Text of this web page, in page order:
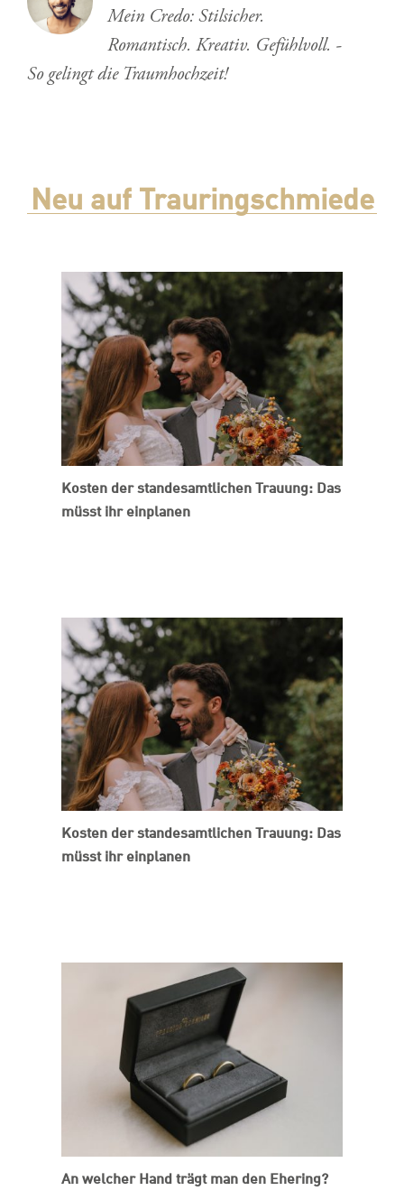
Mein Credo: Stilsicher.
Romantisch. Kreativ. Gefühlvoll. -
So gelingt die Traumhochzeit!
Neu auf Trauringschmiede
Kosten der standesamtlichen Trauung: Das
müsst ihr einplanen
Kosten der standesamtlichen Trauung: Das
müsst ihr einplanen
An welcher Hand trägt man den Ehering?